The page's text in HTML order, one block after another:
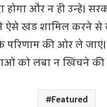
होगा और न ही उन्हें।
खंड शामिल करने से
परिणाम की ओर ले
को लंबा न खिंचने की
Featured